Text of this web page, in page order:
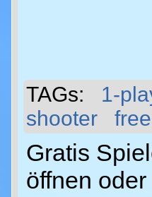
TAGs: 1-
shooter
free
Gratis
öffnen oder